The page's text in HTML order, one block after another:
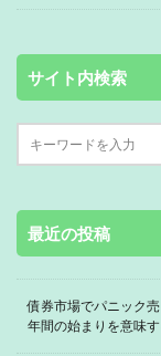
サイト内検索
最近の投稿
債券市場でパニック
年間の始まりを意味